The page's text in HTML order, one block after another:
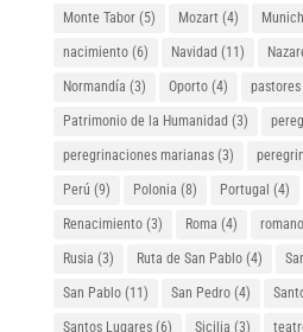
Monte Tabor(5) Mozart (4) Munich
nacimiento(6) Navidad (11)
Normandía (3) Oporto(4) pastores
Patrimonio de la Humanidad (3)
peregrinaciones marianas(3)
Perú (9) Polonia (8) Portugal (4)
Renacimiento(3) Roma (4)
Rusia (3) Ruta de San Pablo(4)
San Pablo(11) San Pedro(4)
Santos Lugares(6) Sicilia (3)